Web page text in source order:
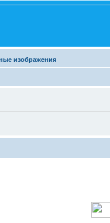
изображения